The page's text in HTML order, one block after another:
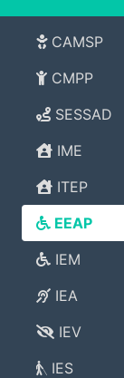
CAMSP
CMPP
SESSAD
IME
ITEP
EEAP
IEM
IEA
IEV
IES